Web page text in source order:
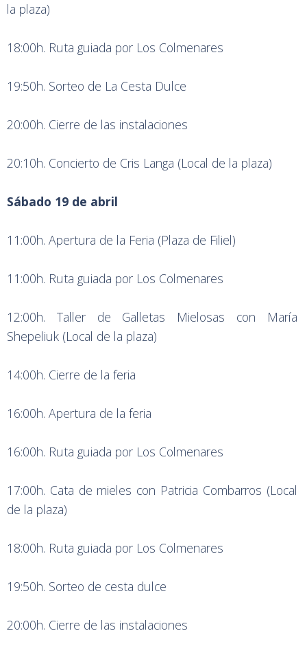
la plaza)
18:00h. Ruta guiada por Los Colmenares
19:50h. Sorteo de La Cesta Dulce
20:00h. Cierre de las instalaciones
20:10h. Concierto de Cris Langa (Local de la plaza)
Sábado 19 de abril
11:00h. Apertura de la Feria (Plaza de Filiel)
11:00h. Ruta guiada por Los Colmenares
12:00h. Taller de Galletas Mielosas con María
Shepeliuk (Local de la plaza)
14:00h. Cierre de la feria
16:00h. Apertura de la feria
16:00h. Ruta guiada por Los Colmenares
17:00h. Cata de mieles con Patricia Combarros (Local
de la plaza)
18:00h. Ruta guiada por Los Colmenares
19:50h. Sorteo de cesta dulce
20:00h. Cierre de las instalaciones